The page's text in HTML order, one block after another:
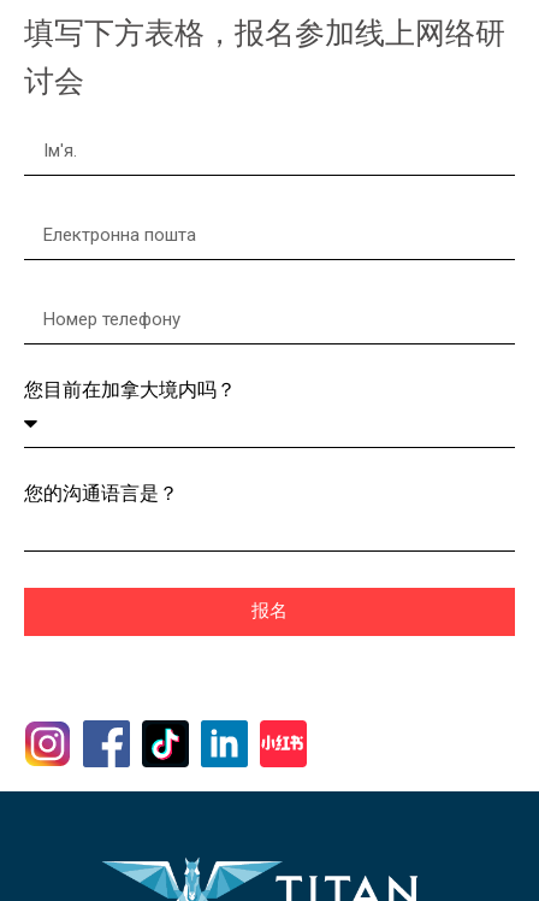
填写下方表格，报名参加线上网络研
讨会
您目前在加拿大境内吗？
您的沟通语言是？
报名